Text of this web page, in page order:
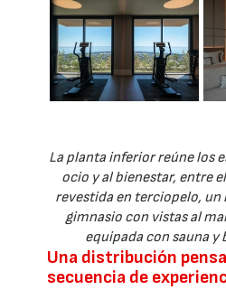
La planta inferior reúne los
ocio y al bienestar, entre
revestida en terciopelo, un
gimnasio con vistas al
equipada con sauna y
Una distribución
secuencia de